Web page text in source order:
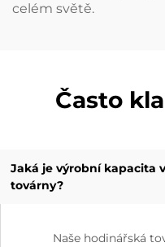
celém světě.
Často
Jaká je výrobní kapacita
továrny?
Naše hodinářská